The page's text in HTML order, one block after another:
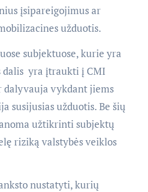
įsipareigojimus ar
užduotis.
subjektuose, kurie yra
 yra įtraukti į CMI
dalyvauja vykdant jiems
susijusias užduotis. Be šių
užtikrinti subjektų
riziką valstybės veiklos
nustatyti, kurių